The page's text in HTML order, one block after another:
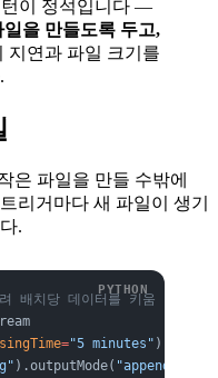
턴이 정석입니다 —
을 만들도록 두고,
지연과 파일 크기를
은 파일을 만들 수밖에
리거마다 새 파일이 생기
.
배치당 데이터를 키움
="5 minutes" )
).outputMode( "append"